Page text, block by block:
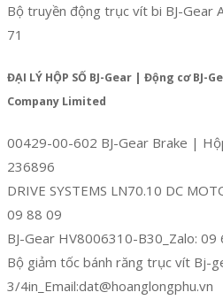
Bộ truyền động trục vít bi BJ-Gear
71
ĐẠI LÝ HỘP SỐ BJ-Gear | Động cơ BJ-
Company Limited
00429-00-602 BJ-Gear Brake |
236896
DRIVE SYSTEMS LN70.10 DC
09 88 09
BJ-Gear HV8006310-B30_Zalo:
Bộ giảm tốc bánh răng trục vít Bj-
3/4in_Email:dat@hoanglongphu.vn